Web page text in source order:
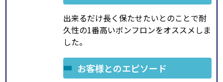
出来るだけ長く保たせたいとのことで耐
久性の1番高いボンフロンをオススメしま
した。
お客様とのエピソード